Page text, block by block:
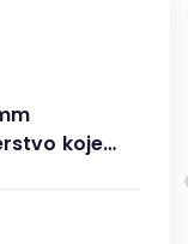
koje